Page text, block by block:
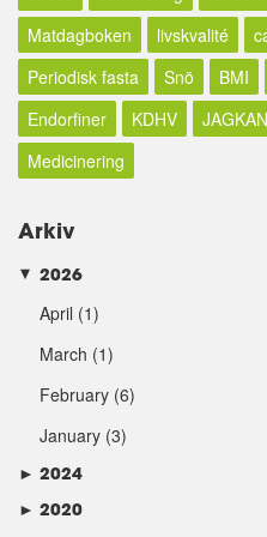
Matdagboken
livskvalité
Periodisk fasta
Snö BMI
Endorfiner
KDHV JAGKAN
Medicinering
Arkiv
► 2026
April (1)
March (1)
February (6)
January (3)
► 2024
► 2020